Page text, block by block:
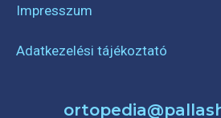
Impresszum
Adatkezelési tájékoztató